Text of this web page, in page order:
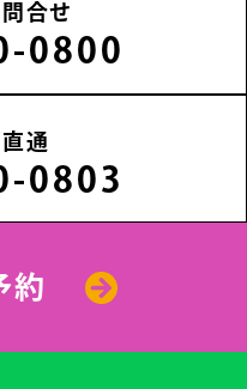
合せ
0800
通
0803
約